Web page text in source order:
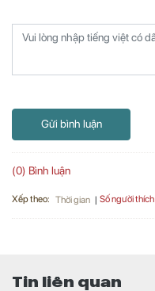
Gửi bình luận
(0) Bình luận
Xếp theo: Thời gian Số người thích
Tin liên quan